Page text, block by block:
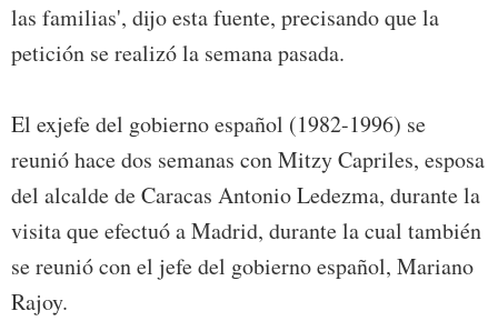
las familias', dijo esta fuente, precisando que la
petición se realizó la semana pasada.
El exjefe del gobierno español (1982-1996) se
reunió hace dos semanas con Mitzy Capriles, esposa
del alcalde de Caracas Antonio Ledezma, durante la
visita que efectuó a Madrid, durante la cual también
se reunió con el jefe del gobierno español, Mariano
Rajoy.